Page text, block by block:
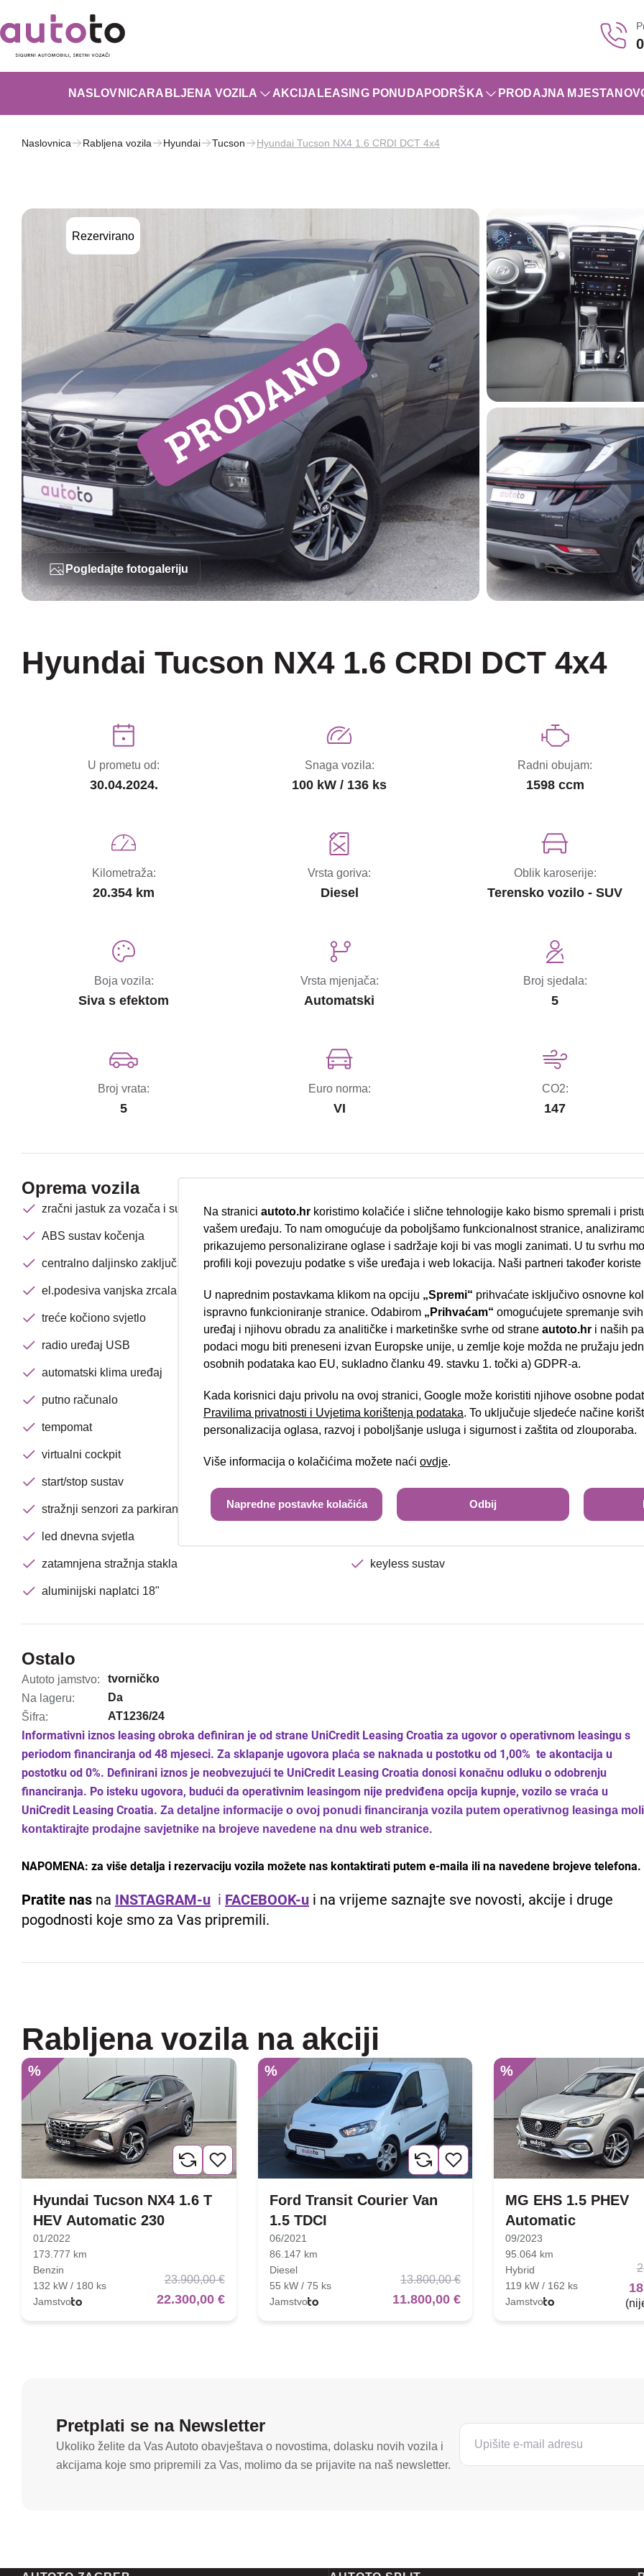
NASLOVNICA RABLJENA VOZILA AKCIJA LEASING PONUDA PODRŠKA PRODAJNA MJESTA
Naslovnica Rabljena vozila Hyundai Tucson Hyundai Tucson NX4 1.6 CRDI DCT 4x4
Rezervirano
Pogledajte fotogaleriju
Hyundai Tucson NX4 1.6 CRDI DCT 4x4
U prometu od:
30.04.2024.
Snaga vozila:
100 kW / 136 ks
Radni obujam:
1598 ccm
Kilometraža:
20.354 km
Vrsta goriva:
Diesel
Oblik karoserije:
Terensko vozilo - SUV
Boja vozila:
Siva s efektom
Vrsta mjenjača:
Automatski
Broj sjedala:
5
Broj vrata:
5
Euro norma:
VI
CO2:
147
Oprema vozila
zračni jastuk za vozača i suvozača bočni zračni jastuci
ABS sustav kočenja ESP sustav stabilnosti
centralno daljinsko zaključavanje el.podizači stakala
el.podesiva vanjska zrcala el.preklopiva zrcala
treće kočiono svjetlo djeljiva i preklopiva stražnja klupa
radio uređaj USB zaslon u boji - touchscreen
automatski klima uređaj
putno računalo handsfree/bluetooth sustav
tempomat navigacijski sustav
virtualni cockpit lane assist
start/stop sustav
stražnji senzori za parkiranje kamera za vožnju unatrag
led dnevna svjetla
zatamnjena stražnja stakla keyless sustav
aluminijski naplatci 18"
Ostalo
Autoto jamstvo:
tvorničko
Na lageru:
Da
Šifra:
AT1236/24
Informativni iznos leasing obroka definiran je od strane UniCredit Leasing Croatia za ugovor o operativnom leasingu s
periodom financiranja od 48 mjeseci. Za sklapanje ugovora plaća se naknada u postotku od 1,00% te akontacija u
postotku od 0%. Definirani iznos je neobvezujući te UniCredit Leasing Croatia donosi konačnu odluku o odobrenju
financiranja. Po isteku ugovora, budući da operativnim leasingom nije predviđena opcija kupnje, vozilo se vraća u
UniCredit Leasing Croatia. Za detaljne informacije o ovoj ponudi financiranja vozila putem operativnog leasinga
kontaktirajte prodajne savjetnike na brojeve navedene na dnu web stranice.
NAPOMENA: za više detalja i rezervaciju vozila možete nas kontaktirati putem e-maila ili na navedene brojeve telefona.
Pratite nas na INSTAGRAM-u i FACEBOOK-u i na vrijeme saznajte sve novosti, akcije i druge
pogodnosti koje smo za Vas pripremili.
Rabljena vozila na akciji
%
Hyundai Tucson NX4 1.6 T
HEV Automatic 230
01/2022
173.777 km
Benzin
132 kW / 180 ks
Jamstvo
23.900,00 €
22.300,00 €
%
Ford Transit Courier Van
1.5 TDCI
06/2021
86.147 km
Diesel
55 kW / 75 ks
Jamstvo
13.800,00 €
11.800,00 €
%
MG EHS 1.5 PHEV
Automatic
09/2023
95.064 km
Hybrid
119 kW / 162 ks
Jamstvo
Pretplati se na Newsletter
Ukoliko želite da Vas Autoto obavještava o novostima, dolasku novih vozila i
akcijama koje smo pripremili za Vas, molimo da se prijavite na naš newsletter.
Nova lokacija - Slavonska
Na stranici autoto.hr koristimo kolačiće i slične tehnologije kako bismo spremali i
vašem uređaju. To nam omogućuje da poboljšamo funkcionalnost stranice,
prikazujemo personalizirane oglase i sadržaje koji bi vas mogli zanimati. U tu svrhu
profili koji povezuju podatke s više uređaja i web lokacija. Naši partneri također
U naprednim postavkama klikom na opciju „Spremi“ prihvaćate isključivo osnovne
ispravno funkcioniranje stranice. Odabirom „Prihvaćam“ omogućujete spremanje
uređaj i njihovu obradu za analitičke i marketinške svrhe od strane autoto.hr i naših
podaci mogu biti preneseni izvan Europske unije, u zemlje koje možda ne pružaju
osobnih podataka kao EU, sukladno članku 49. stavku 1. točki a) GDPR-a.
Kada korisnici daju privolu na ovoj stranici, Google može koristiti njihove osobne
Pravilima privatnosti i Uvjetima korištenja podataka. To uključuje sljedeće načine
personalizacija oglasa, razvoj i poboljšanje usluga i sigurnost i zaštita od zlouporaba.
Više informacija o kolačićima možete naći ovdje.
Napredne postavke kolačića Odbij